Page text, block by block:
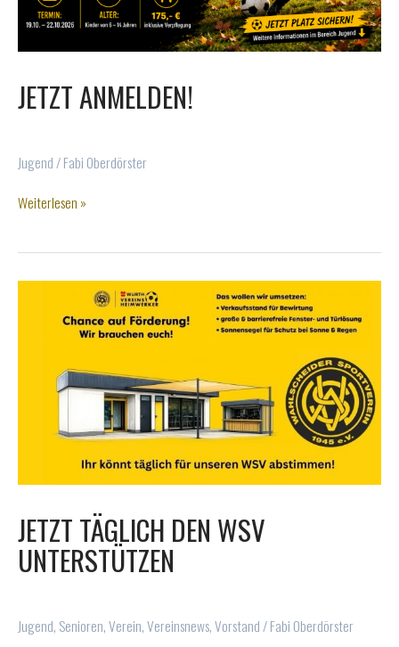
JETZT ANMELDEN!
Jugend /Fabi Oberdörster
Jetzt
Weiterlesen »
JETZT TÄGLICH DEN WSV
UNTERSTÜTZEN
Jugend, Senioren,Verein,Vereinsnews,Vorstand /Fabi Oberdörster